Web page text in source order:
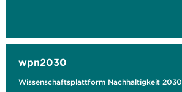
wpn2030
Wissenschaftsplattform Nachhaltigkeit 2030